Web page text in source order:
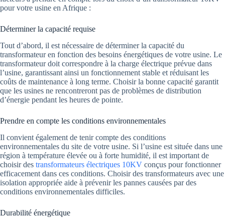
pour votre usine en Afrique :
Déterminer la capacité requise
Tout d’abord, il est nécessaire de déterminer la capacité du
transformateur en fonction des besoins énergétiques de votre usine. Le
transformateur doit correspondre à la charge électrique prévue dans
l’usine, garantissant ainsi un fonctionnement stable et réduisant les
coûts de maintenance à long terme. Choisir la bonne capacité garantit
que les usines ne rencontreront pas de problèmes de distribution
d’énergie pendant les heures de pointe.
Prendre en compte les conditions environnementales
Il convient également de tenir compte des conditions
environnementales du site de votre usine. Si l’usine est située dans une
région à température élevée ou à forte humidité, il est important de
choisir des transformateurs électriques 10KV conçus pour fonctionner
efficacement dans ces conditions. Choisir des transformateurs avec une
isolation appropriée aide à prévenir les pannes causées par des
conditions environnementales difficiles.
Durabilité énergétique